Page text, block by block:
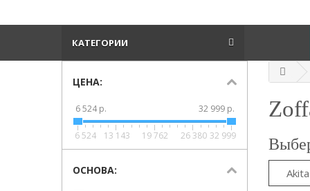
КАТЕГОРИИ
ЦЕНА:
6 524 р. 32 999 р.
6 524 13 143 19 762 26 380 32 999
ОСНОВА: